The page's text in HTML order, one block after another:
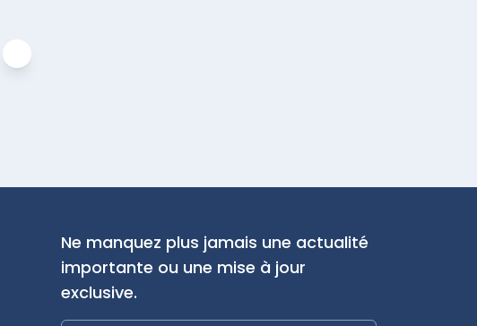
Ne manquez plus jamais une actualité
importante ou une mise à jour
exclusive.